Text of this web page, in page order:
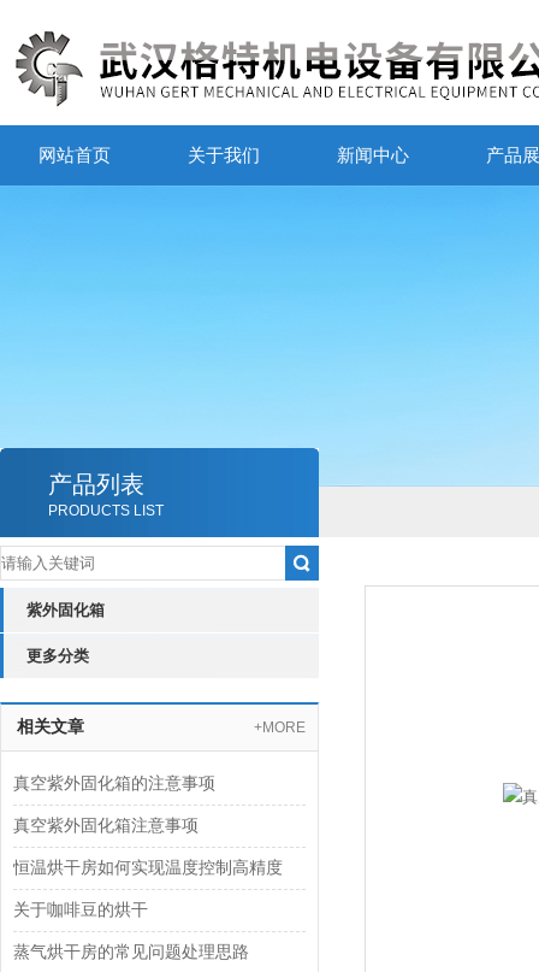
网站首页 关于我们 新闻中心 产品
产品列表
PRODUCTS LIST
紫外固化箱
更多分类
相关文章 +MORE
真空紫外固化箱的注意事项
真空紫外固化箱注意事项
恒温烘干房如何实现温度控制高精度
关于咖啡豆的烘干
蒸气烘干房的常见问题处理思路